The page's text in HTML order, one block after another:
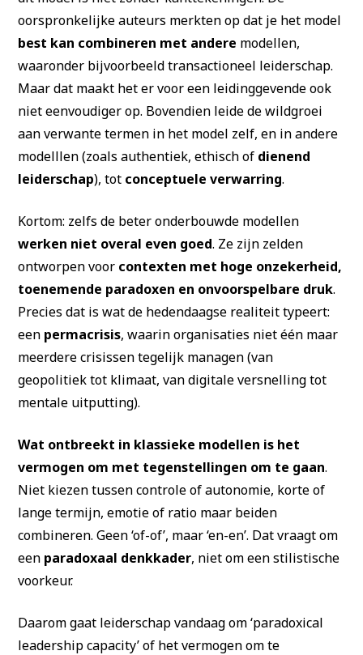
oorspronkelijke auteurs merkten op dat je het model
best kan combineren met andere modellen,
waaronder bijvoorbeeld transactioneel leiderschap.
Maar dat maakt het er voor een leidinggevende ook
niet eenvoudiger op. Bovendien leide de wildgroei
aan verwante termen in het model zelf, en in andere
modelllen (zoals authentiek, ethisch of dienend
leiderschap), tot conceptuele verwarring.
Kortom: zelfs de beter onderbouwde modellen
werken niet overal even goed. Ze zijn zelden
ontworpen voor contexten met hoge onzekerheid,
toenemende paradoxen en onvoorspelbare druk.
Precies dat is wat de hedendaagse realiteit typeert:
een permacrisis, waarin organisaties niet één maar
meerdere crisissen tegelijk managen (van
geopolitiek tot klimaat, van digitale versnelling tot
mentale uitputting).
Wat ontbreekt in klassieke modellen is het
vermogen om met tegenstellingen om te gaan.
Niet kiezen tussen controle of autonomie, korte of
lange termijn, emotie of ratio maar beiden
combineren. Geen ‘of-of’, maar ‘en-en’. Dat vraagt om
een paradoxaal denkkader, niet om een stilistische
voorkeur.
Daarom gaat leiderschap vandaag om ‘paradoxical
leadership capacity’ of het vermogen om te